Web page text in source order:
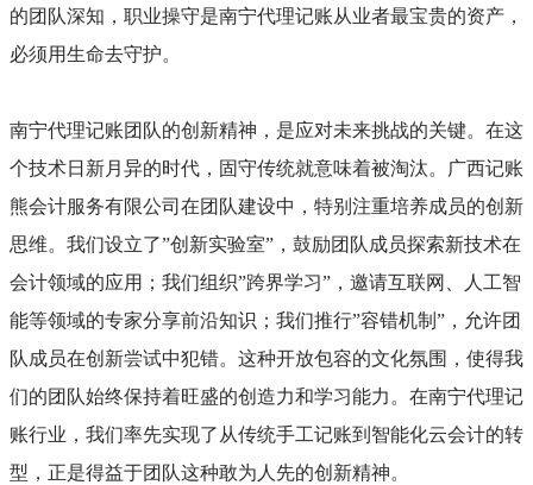
的团队深知，职业操守是南宁代理记账从业者最宝贵的资产，
必须用生命去守护。
南宁代理记账团队的创新精神，是应对未来挑战的关键。在这
个技术日新月异的时代，固守传统就意味着被淘汰。广西记账
熊会计服务有限公司在团队建设中，特别注重培养成员的创新
思维。我们设立了”创新实验室”，鼓励团队成员探索新技术在
会计领域的应用；我们组织”跨界学习”，邀请互联网、人工智
能等领域的专家分享前沿知识；我们推行”容错机制”，允许团
队成员在创新尝试中犯错。这种开放包容的文化氛围，使得我
们的团队始终保持着旺盛的创造力和学习能力。在南宁代理记
账行业，我们率先实现了从传统手工记账到智能化云会计的转
型，正是得益于团队这种敢为人先的创新精神。